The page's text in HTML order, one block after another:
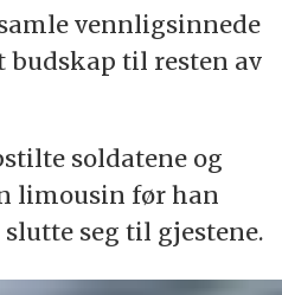
vennligsinnede
budskap til resten av
soldatene og
limousin før han
seg til gjestene.